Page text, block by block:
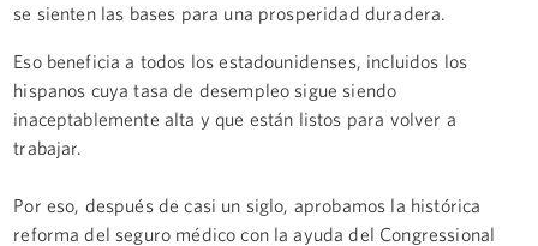
se sienten las bases para una prosperidad duradera.
Eso beneficia a todos los estadounidenses, incluidos los
hispanos cuya tasa de desempleo sigue siendo
inaceptablemente alta y que están listos para volver a
trabajar.
Por eso, después de casi un siglo, aprobamos la histórica
reforma del seguro médico con la ayuda del Congressional